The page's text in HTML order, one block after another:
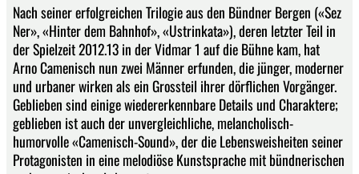
Nach seiner erfolgreichen Trilogie aus den Bündner Bergen («Sez
Ner», «Hinter dem Bahnhof», «Ustrinkata»), deren letzter Teil in
der Spielzeit 2012.13 in der Vidmar 1 auf die Bühne kam, hat
Arno Camenisch nun zwei Männer erfunden, die jünger, moderner
und urbaner wirken als ein Grossteil ihrer dörflichen Vorgänger.
Geblieben sind einige wiedererkennbare Details und Charaktere;
geblieben ist auch der unvergleichliche, melancholisch-
humorvolle «Camenisch-Sound», der die Lebensweisheiten seiner
Protagonisten in eine melodiöse Kunstsprache mit bündnerischen